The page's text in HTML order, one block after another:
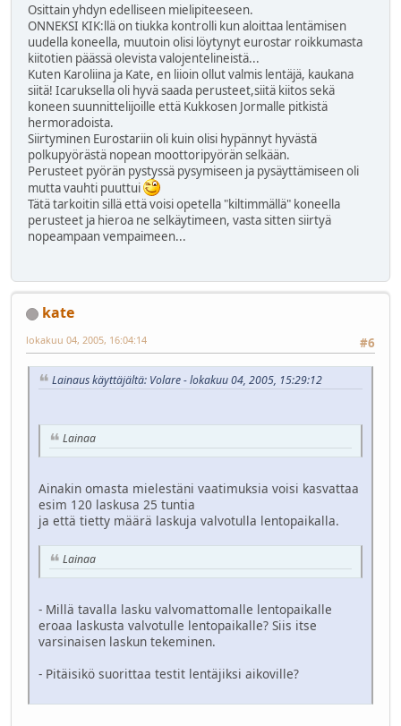
Osittain yhdyn edelliseen mielipiteeseen.
ONNEKSI KIK:llä on tiukka kontrolli kun aloittaa lentämisen
uudella koneella, muutoin olisi löytynyt eurostar roikkumasta
kiitotien päässä olevista valojentelineistä...
Kuten Karoliina ja Kate, en liioin ollut valmis lentäjä, kaukana
siitä! Icaruksella oli hyvä saada perusteet,siitä kiitos sekä
koneen suunnittelijoille että Kukkosen Jormalle pitkistä
hermoradoista.
Siirtyminen Eurostariin oli kuin olisi hypännyt hyvästä
polkupyörästä nopean moottoripyörän selkään.
Perusteet pyörän pystyssä pysymiseen ja pysäyttämiseen oli
mutta vauhti puuttui
Tätä tarkoitin sillä että voisi opetella "kiltimmällä" koneella
perusteet ja hieroa ne selkäytimeen, vasta sitten siirtyä
nopeampaan vempaimeen...
kate
#6
lokakuu 04, 2005, 16:04:14
Lainaus käyttäjältä: Volare - lokakuu 04, 2005, 15:29:12
Lainaa
Ainakin omasta mielestäni vaatimuksia voisi kasvattaa
esim 120 laskusa 25 tuntia
ja että tietty määrä laskuja valvotulla lentopaikalla.
Lainaa
- Millä tavalla lasku valvomattomalle lentopaikalle
eroaa laskusta valvotulle lentopaikalle? Siis itse
varsinaisen laskun tekeminen.
- Pitäisikö suorittaa testit lentäjiksi aikoville?